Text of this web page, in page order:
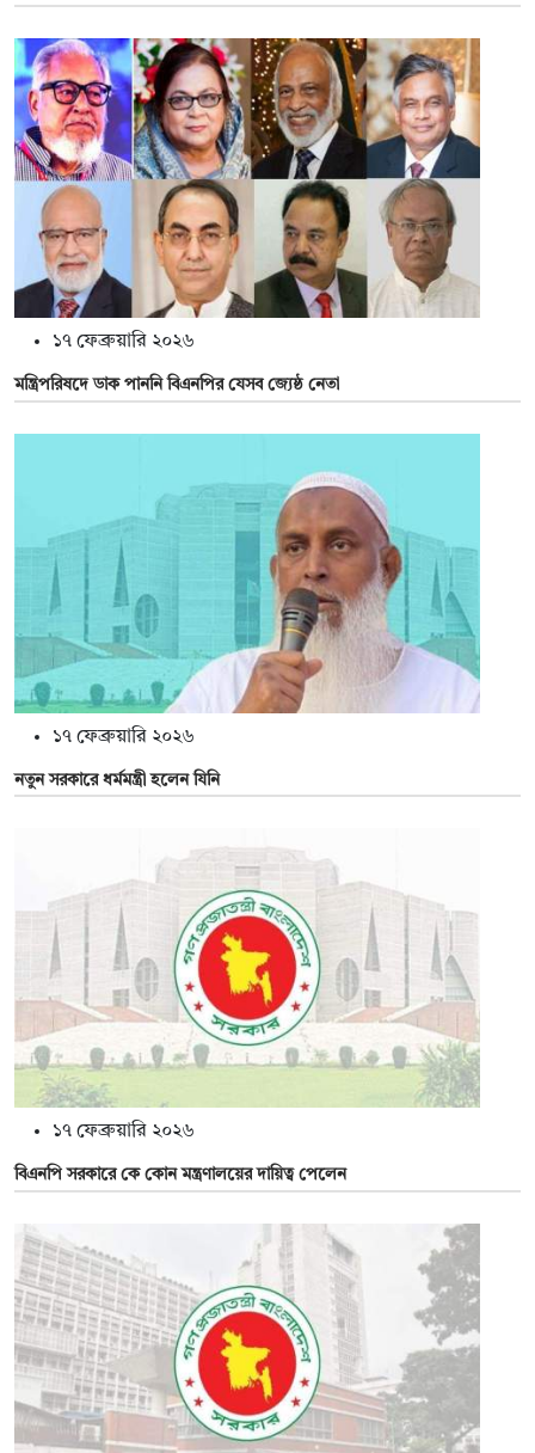
১৭ ফেব্রুয়ারি ২০২৬
মন্ত্রিপরিষদে ডাক পাননি বিএনপির যেসব জ্যেষ্ঠ নেতা
১৭ ফেব্রুয়ারি ২০২৬
নতুন সরকারে ধর্মমন্ত্রী হলেন যিনি
১৭ ফেব্রুয়ারি ২০২৬
বিএনপি সরকারে কে কোন মন্ত্রণালয়ের দায়িত্ব পেলেন